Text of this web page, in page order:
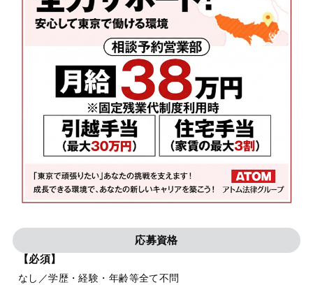
応募資格
【必須】
なし／学歴・経験・年齢等全て不問